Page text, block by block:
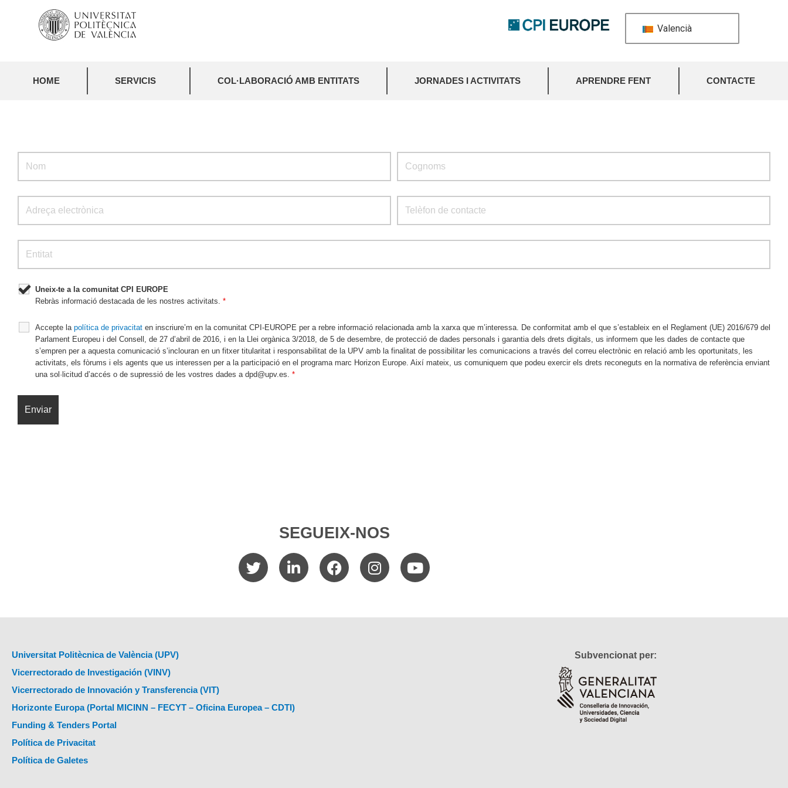
Valencià
HOME SERVICIS COL·LABORACIÓ AMB ENTITATS JORNADES I ACTIVITATS APRENDRE FENT CONTACTE
Uneix-te a la comunitat CPI EUROPE
Rebràs informació destacada de les nostres activitats. *
Accepte la política de privacitat en inscriure’m en la comunitat CPI-EUROPE per a rebre informació relacionada amb la xarxa que m’interessa. De conformitat amb el que s’estableix en el Reglament (UE) 2016/679 del
Parlament Europeu i del Consell, de 27 d’abril de 2016, i en la Llei orgànica 3/2018, de 5 de desembre, de protecció de dades personals i garantia dels drets digitals, us informem que les dades de contacte que
s’empren per a aquesta comunicació s’inclouran en un fitxer titularitat i responsabilitat de la UPV amb la finalitat de possibilitar les comunicacions a través del correu electrònic en relació amb les oportunitats, les
activitats, els fòrums i els agents que us interessen per a la participació en el programa marc Horizon Europe. Així mateix, us comuniquem que podeu exercir els drets reconeguts en la normativa de referència enviant
una sol·licitud d’accés o de supressió de les vostres dades a dpd@upv.es. *
SEGUEIX-NOS
Universitat Politècnica de València (UPV)
Vicerrectorado de Investigación (VINV)
Vicerrectorado de Innovación y Transferencia (VIT)
Horizonte Europa (Portal MICINN – FECYT – Oficina Europea – CDTI)
Funding & Tenders Portal
Política de Privacitat
Política de Galetes
Subvencionat per: